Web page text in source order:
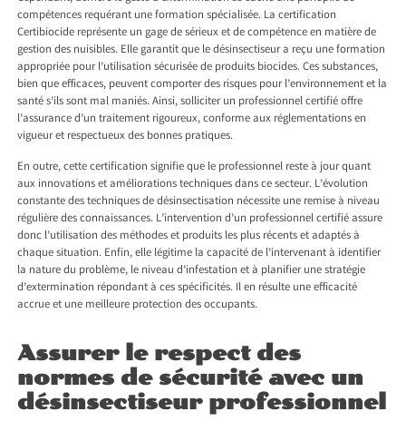
compétences requérant une formation spécialisée. La certification
Certibiocide représente un gage de sérieux et de compétence en matière de
gestion des nuisibles. Elle garantit que le désinsectiseur a reçu une formation
appropriée pour l’utilisation sécurisée de produits biocides. Ces substances,
bien que efficaces, peuvent comporter des risques pour l’environnement et la
santé s’ils sont mal maniés. Ainsi, solliciter un professionnel certifié offre
l’assurance d’un traitement rigoureux, conforme aux réglementations en
vigueur et respectueux des bonnes pratiques.
En outre, cette certification signifie que le professionnel reste à jour quant
aux innovations et améliorations techniques dans ce secteur. L’évolution
constante des techniques de désinsectisation nécessite une remise à niveau
régulière des connaissances. L’intervention d’un professionnel certifié assure
donc l’utilisation des méthodes et produits les plus récents et adaptés à
chaque situation. Enfin, elle légitime la capacité de l’intervenant à identifier
la nature du problème, le niveau d’infestation et à planifier une stratégie
d’extermination répondant à ces spécificités. Il en résulte une efficacité
accrue et une meilleure protection des occupants.
Assurer le respect des
normes de sécurité avec un
désinsectiseur professionnel